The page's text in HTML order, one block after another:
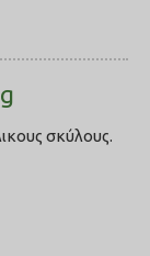
σκύλους.